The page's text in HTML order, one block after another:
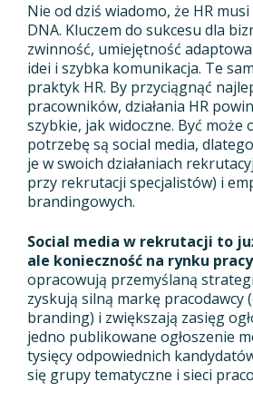
Nie od dziś wiadomo, że HR
DNA. Kluczem do sukcesu dla
zwinność, umiejętność
idei i szybka komunikacja. Te
praktyk HR. By przyciągnąć
pracowników, działania HR
szybkie, jak widoczne. Być może
potrzebę są social media,
je w swoich działaniach
przy rekrutacji specjalistów) i
brandingowych.
Social media w rekrutacji to
ale konieczność na rynku pracy
opracowują przemyślaną
zyskują silną markę pracodawcy
branding) i zwiększają zasięg
jedno publikowane ogłoszenie
tysięcy odpowiednich
się grupy tematyczne i sieci